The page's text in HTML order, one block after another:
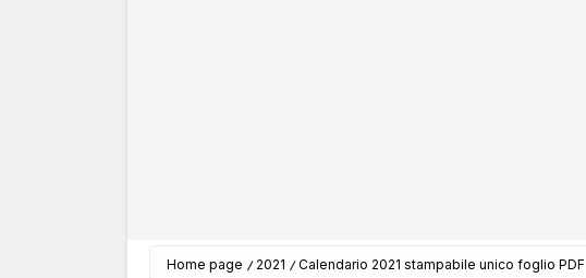
Home page 2021 Calendario 2021 stampabile unico foglio PDF